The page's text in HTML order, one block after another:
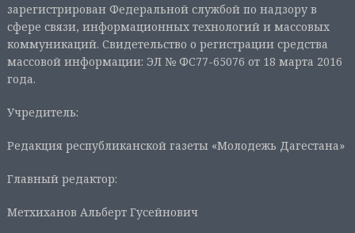
зарегистрирован Федеральной службой по надзору в
сфере связи, информационных технологий и массовых
коммуникаций. Свидетельство о регистрации средства
массовой информации: ЭЛ № ФС77-65076 от 18 марта 2016
года.
Учредитель:
Редакция республиканской газеты «Молодежь Дагестана»
Главный редактор:
Метхиханов Альберт Гусейнович